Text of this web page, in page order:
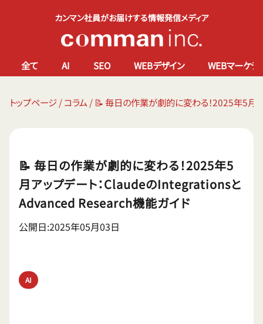
カンマン社員がお届けする情報発信メディア
全て AI SEO WEBデザイン WEBマーケテ
トップページ/コラム / 📝 毎日の作業が劇的に変わる！2025年5
📝 毎日の作業が劇的に変わる！2025年5
月アップデート：ClaudeのIntegrationsと
Advanced Research機能ガイド
公開日:2025年05月03日
AI